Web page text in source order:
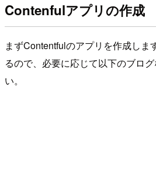
Contenfulアプリの作成
まずContentfulのアプリを作成しま
るので、必要に応じて以下のブロ
い。